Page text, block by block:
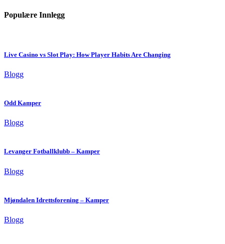
Populære Innlegg
Live Casino vs Slot Play: How Player Habits Are Changing
Blogg
Odd Kamper
Blogg
Levanger Fotballklubb – Kamper
Blogg
Mjøndalen Idrettsforening – Kamper
Blogg